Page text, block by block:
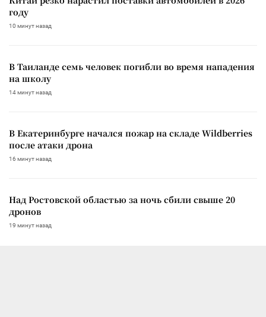
году
10 минут назад
В Таиланде семь человек погибли во время нападения
на школу
14 минут назад
В Екатеринбурге начался пожар на складе Wildberries
после атаки дрона
16 минут назад
Над Ростовской областью за ночь сбили свыше 20
дронов
19 минут назад